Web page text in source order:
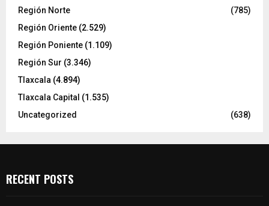
Región Norte
(785)
Región Oriente (2.529)
Región Poniente (1.109)
Región Sur (3.346)
Tlaxcala (4.894)
Tlaxcala Capital (1.535)
Uncategorized
(638)
RECENT POSTS